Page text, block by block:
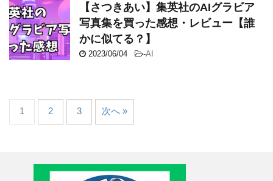
【さつきあい】集英社のAIグラビア
写真集を買った感想・レビュー【誰
かに似てる？】
2023/06/04 -AI
1 2 3 次へ »